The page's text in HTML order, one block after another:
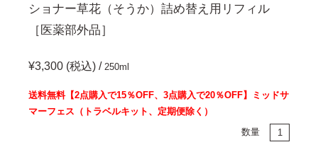
ショナー草花（そうか）詰め替え用リフィル
［医薬部外品］
¥3,300 (税込) / 250ml
送料無料【2点購入で15％OFF、3点購入で20％OFF】ミッドサ
マーフェス（トラベルキット、定期便除く）
数量